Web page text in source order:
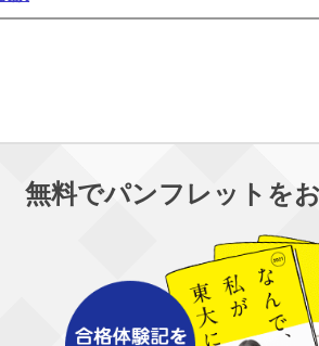
無料でパンフレットを